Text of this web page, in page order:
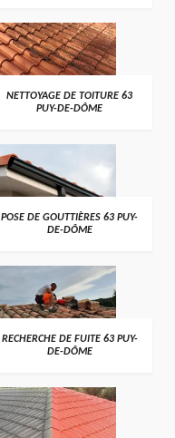
NETTOYAGE DE TOITURE 63
PUY-DE-DÔME
POSE DE GOUTTIÈRES 63 PUY-
DE-DÔME
RECHERCHE DE FUITE 63 PUY-
DE-DÔME